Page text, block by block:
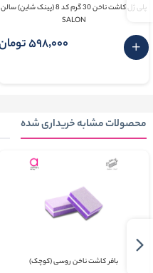
پلی ژل کاشت ناخن 30 گرم کد 8 (پینک شاین) سالن
SALON
598٬000 تومان
محصولات مشابه خریداری شده
بافر کاشت ناخن روسی (کوچک)